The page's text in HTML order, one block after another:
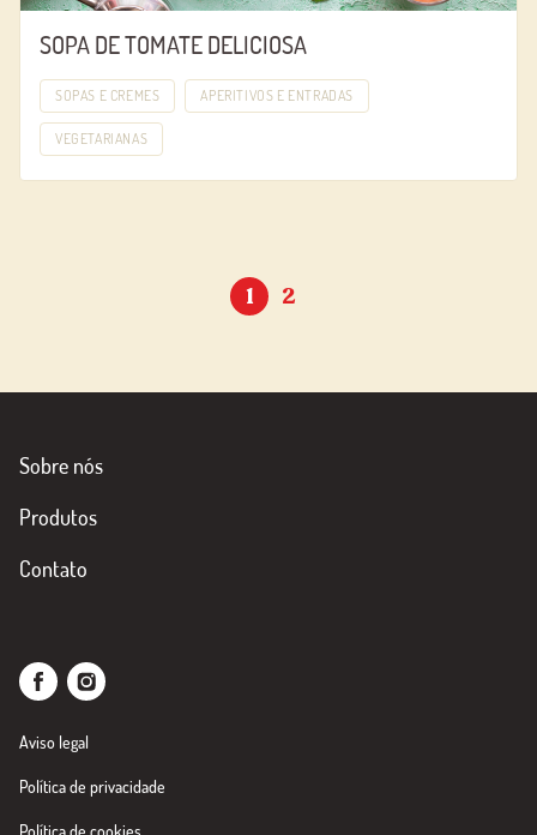
SOPA DE TOMATE DELICIOSA
SOPAS E CREMES APERITIVOS E ENTRADAS
VEGETARIANAS
1 2
Sobre nós
Produtos
Contato
Aviso legal
Política de privacidade
Política de cookies